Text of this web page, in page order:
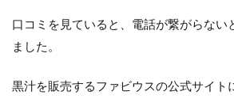
口コミを見ていると、電話が繋がらない
ました。
黒汁を販売するファビウスの公式サイト